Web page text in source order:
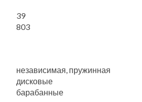
39
803
независимая, пружинная
дисковые
барабанные